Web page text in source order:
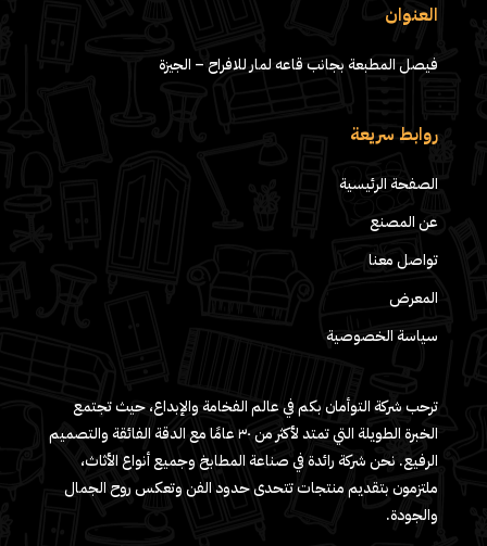
العنوان
فيصل المطبعة بجانب قاعه لمار للافراح – الجيزة
روابط سريعة
الصفحة الرئيسية
عن المصنع
تواصل معنا
المعرض
سياسة الخصوصية
ترحب شركة التوأمان بكم في عالم الفخامة والإبداع، حيث تجتمع
الخبرة الطويلة التي تمتد لأكثر من ٣٠ عامًا مع الدقة الفائقة والتصميم
الرفيع. نحن شركة رائدة في صناعة المطابخ وجميع أنواع الأثاث،
ملتزمون بتقديم منتجات تتحدى حدود الفن وتعكس روح الجمال
والجودة.